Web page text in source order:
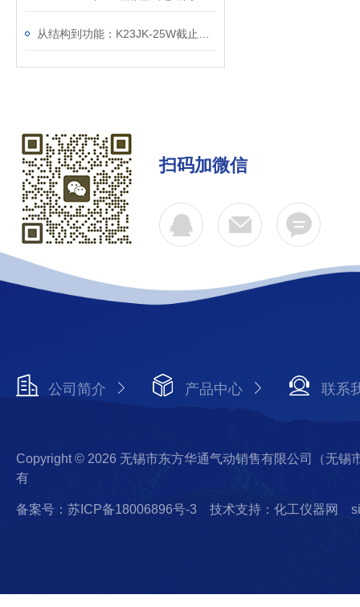
扫码加微信
公司简介 产品中心 联系
Copyright © 2026 无锡市东方华通气动销售有限公司（无锡
有
备案号：苏ICP备18006896号-3 技术支持：化工仪器网